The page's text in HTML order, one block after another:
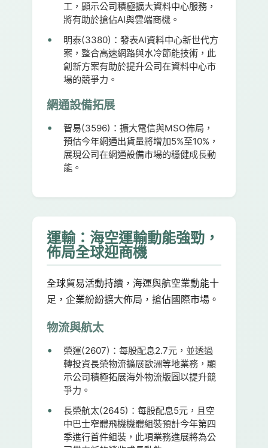
工，顯示公司積極擴大資料中心服務，
將有助於搶佔AI與雲端商機。
明泰(3380)： 發表AI資料中心新世代方
案，整合高速網路與水冷節能技術，此
創新方案有助於提升公司在資料中心市
場的競爭力。
網通設備拓展
智易(3596)： 擴大電信與MSO佈局，
預估今年網通出貨量將增加5%至10%，
展現公司在網通設備市場的穩健成長動
能。
運輸：海空運輸動能強勁，
佈局全球迎商機
全球貿易活動持續，海運與航空業動能十
足，企業紛紛擴大佈局，搶佔國際市場。
物流與航太
榮運(2607)： 每股配息2.7元，並透過
轉投資長榮物流擴展歐洲等地業務，顯
示公司積極拓展海外物流版圖以提升競
爭力。
長榮航太(2645)： 每股配息5元，且空
中巴士窄體飛機機體組裝預計今年第四
季進行首件組裝，此項業務進展將為公